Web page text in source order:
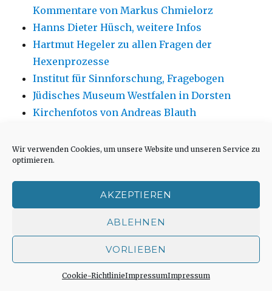
Wir verwenden Cookies, um unsere Website und unseren Service zu
optimieren.
AKZEPTIEREN
ABLEHNEN
VORLIEBEN
Cookie-RichtlinieImpressumImpressum
Kommentare von Markus Chmielorz
Hanns Dieter Hüsch, weitere Infos
Hartmut Hegeler zu allen Fragen der
Hexenprozesse
Institut für Sinnforschung, Fragebogen
Jüdisches Museum Westfalen in Dorsten
Kirchenfotos von Andreas Blauth
architektonischer Sicht
Kirchenumnutzungen und ähnliche
Projekte in kirchlicher Perspektive
Kunst von Marlies Blauth
SOCIAL